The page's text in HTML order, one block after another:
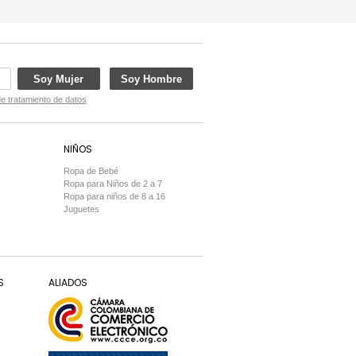
Soy Mujer Soy Hombre
tratamiento de datos
NIÑOS
Ropa de Bebé
Ropa para Niños de 2 a 7
Ropa para niños de 8 a 16
Juguetes
ALIADOS